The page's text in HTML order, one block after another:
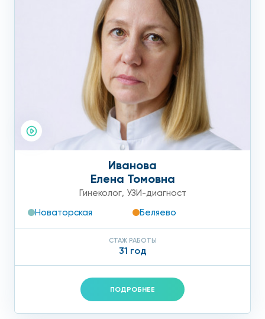
Иванова
Елена Томовна
Гинеколог, УЗИ-диагност
Новаторская
Беляево
СТАЖ РАБОТЫ
31 год
ПОДРОБНЕЕ